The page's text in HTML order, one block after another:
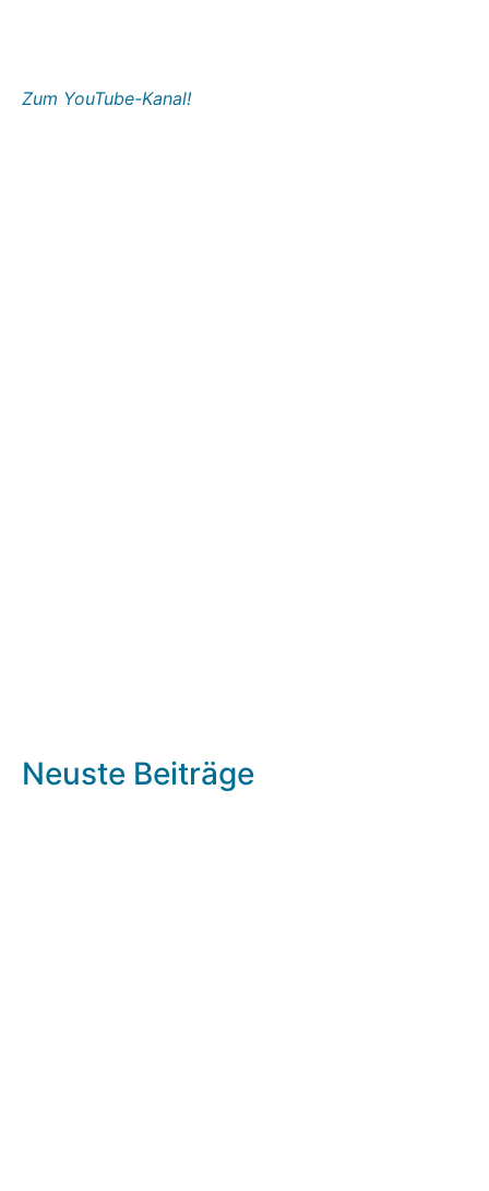
Zum YouTube-Kanal!
Neuste Beiträge